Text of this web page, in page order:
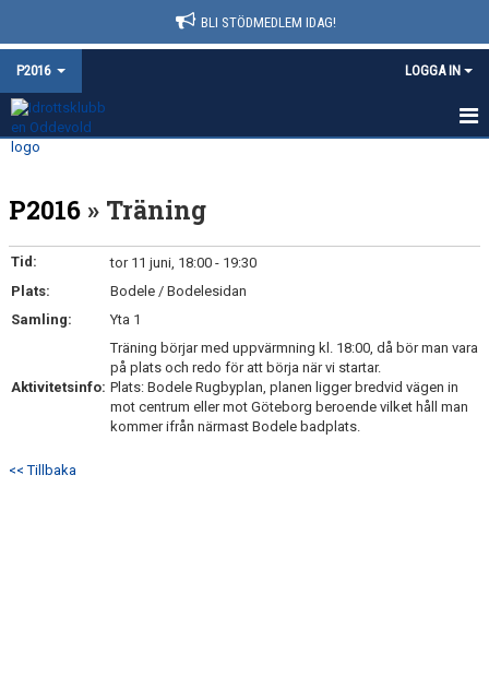
BLI STÖDMEDLEM IDAG!
P2016 LOGGA IN
HEM
NYHETER
KALENDER
MATCHER
BILDGALLERI
P2016 » Träning
Tid:
tor 11 juni, 18:00 - 19:30
Plats:
Bodele / Bodelesidan
Samling:
Yta 1
Aktivitetsinfo:
Träning börjar med uppvärmning kl. 18:00, då bör man vara
på plats och redo för att börja när vi startar.
Plats: Bodele Rugbyplan, planen ligger bredvid vägen in
mot centrum eller mot Göteborg beroende vilket håll man
kommer ifrån närmast Bodele badplats.
<< Tillbaka